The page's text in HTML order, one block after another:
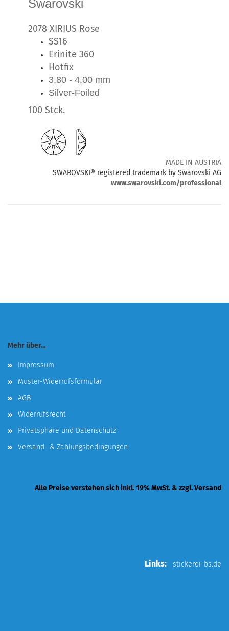
Swarovski
2078 XIRIUS Rose
SS16
Erinite 360
Hotfix
3,80 - 4,00 mm
Silver-Foiled
100 Stck.
MADE IN AUSTRIA
SWAROVSKI® registered trademark by Swarovski AG
www.swarovski.com/professional
Mehr über...
Impressum
Muster-Widerrufsformular
AGB
Widerrufsrecht
Privatsphäre und Datenschutz
Versand- & Zahlungsbedingungen
Alle Preise verstehen sich inkl. 19% MwSt. & zzgl. Versand
Links: stickerei-bs.de